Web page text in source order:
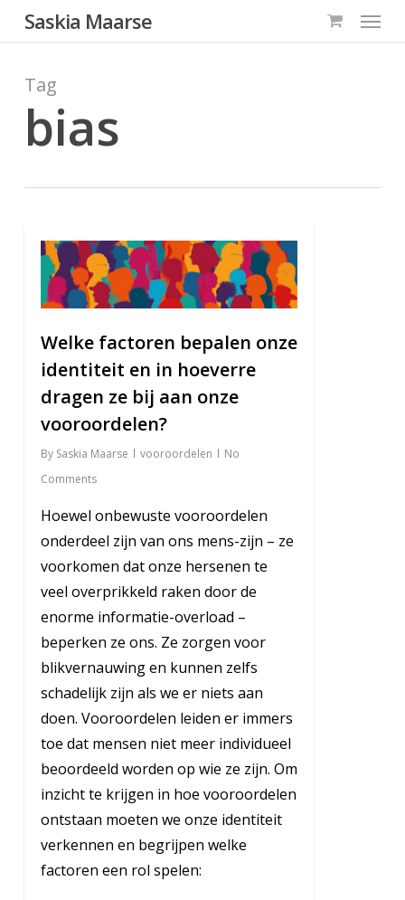
Skip
content
Saskia Maarse Menu
Tag
bias
Welke factoren bepalen onze
identiteit en in hoeverre
dragen ze bij aan onze
vooroordelen?
By Saskia Maarse vooroordelen
No
Comments
Hoewel onbewuste vooroordelen
onderdeel zijn van ons mens-zijn – ze
voorkomen dat onze hersenen te
veel overprikkeld raken door de
enorme informatie-overload –
beperken ze ons. Ze zorgen voor
blikvernauwing en kunnen zelfs
schadelijk zijn als we er niets aan
doen. Vooroordelen leiden er immers
toe dat mensen niet meer individueel
beoordeeld worden op wie ze zijn. Om
inzicht te krijgen in hoe vooroordelen
ontstaan moeten we onze identiteit
verkennen en begrijpen welke
factoren een rol spelen:
0